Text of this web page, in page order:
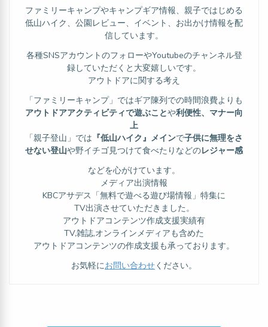
ファミリーキャンプやキャンプギア情報、親子ではじめる
低山ハイク、公園レビュー、イベント、お出かけ情報を配
信しています。
各種SNSアカウントのフォローやYoutubeのチャンネル登
録していただくと大変嬉しいです。
アウトドアに関する考え
「ファミリーキャンプ」ではギア陳列での時間浪費よりも
アウトドアアクティビティで遊ぶことや利便性、マナー向
上
「親子登山」では 『低山ハイク』メインで子供に無理をさ
せない登山や野イチゴ見つけて食べたりなどのレジャー感
などを心がけています。
メディア出演情報
KBCアサデス「無料で遊べる遊び場情報」特集に
TV出演させていただきました。
アウトドアコンテンツ作成支援実績有
TV,雑誌,オンラインメディアも含めた
アウトドアコンテンツの作成支援も承っております。
お気軽にお問い合わせください。